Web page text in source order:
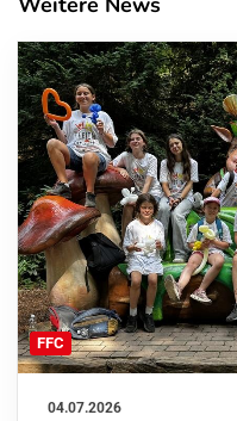
FFC
04.07.2026